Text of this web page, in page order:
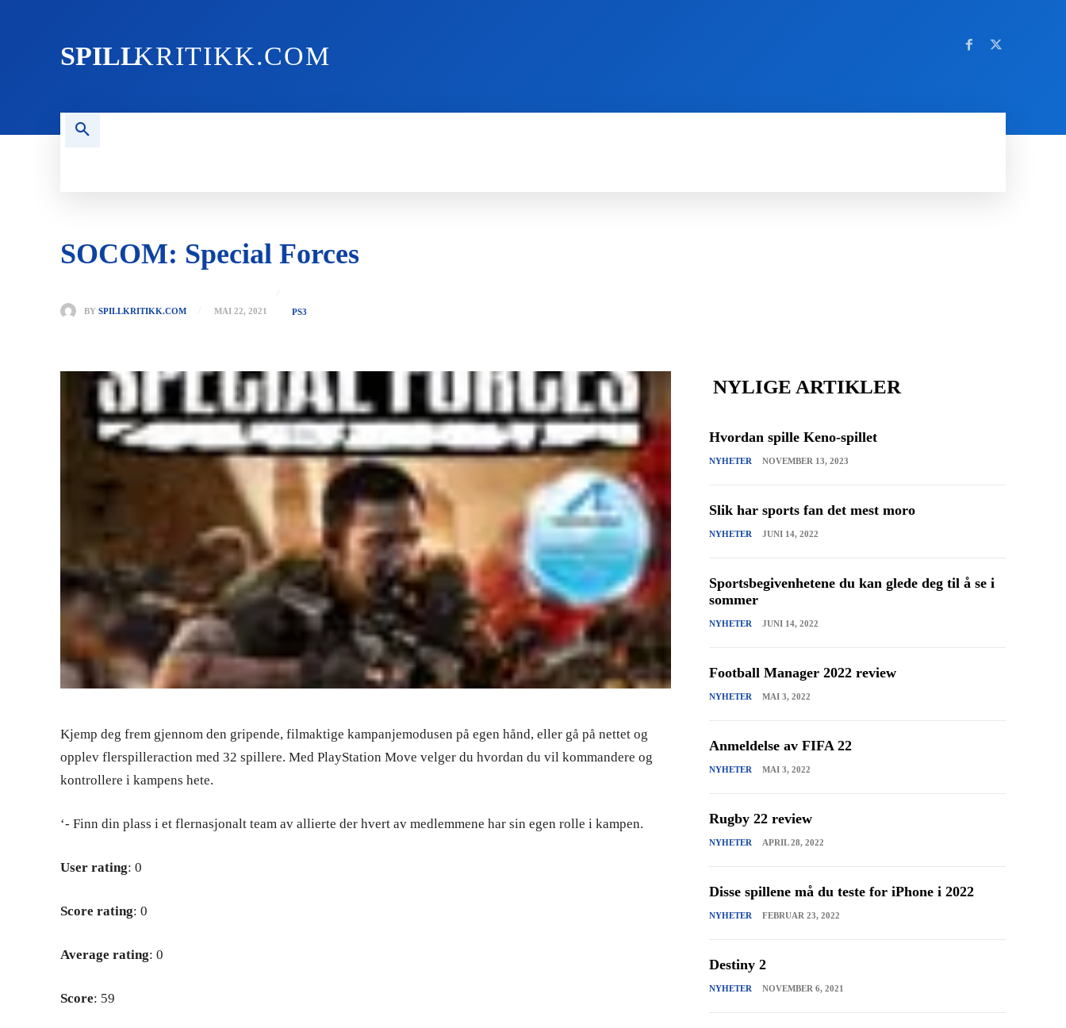
SPILLKRITIKK.COM
SOCOM: Special Forces
BY SPILLKRITIKK.COM MAI 22, 2021 PS3
Kjemp deg frem gjennom den gripende, filmaktige kampanjemodusen på egen hånd, eller gå på nettet og
opplev flerspilleraction med 32 spillere. Med PlayStation Move velger du hvordan du vil kommandere og
kontrollere i kampens hete.
‘- Finn din plass i et flernasjonalt team av allierte der hvert av medlemmene har sin egen rolle i kampen.
User rating: 0
Score rating: 0
Average rating: 0
Score: 59
NYLIGE ARTIKLER
Hvordan spille Keno-spillet
NYHETER NOVEMBER 13, 2023
Slik har sports fan det mest moro
NYHETER JUNI 14, 2022
Sportsbegivenhetene du kan glede deg til å se i
sommer
NYHETER JUNI 14, 2022
Football Manager 2022 review
NYHETER MAI 3, 2022
Anmeldelse av FIFA 22
NYHETER MAI 3, 2022
Rugby 22 review
NYHETER APRIL 28, 2022
Disse spillene må du teste for iPhone i 2022
NYHETER FEBRUAR 23, 2022
Destiny 2
NYHETER NOVEMBER 6, 2021